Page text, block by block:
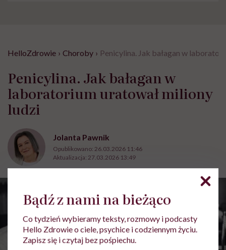
HelloZdrowie › Choroby › Penicylina. Jak bałagan w
Penicylina. Jak bałagan w
laboratorium uratował miliony
ludzi
Jolanta Pawnik
Opublikowano: 26.03.2026 11:46
Aktualizacja: 27.03.2026 13:49
Bądź z nami na bieżąco
Co tydzień wybieramy teksty, rozmowy i podcasty
Hello Zdrowie o ciele, psychice i codziennym życiu.
Zapisz się i czytaj bez pośpiechu.